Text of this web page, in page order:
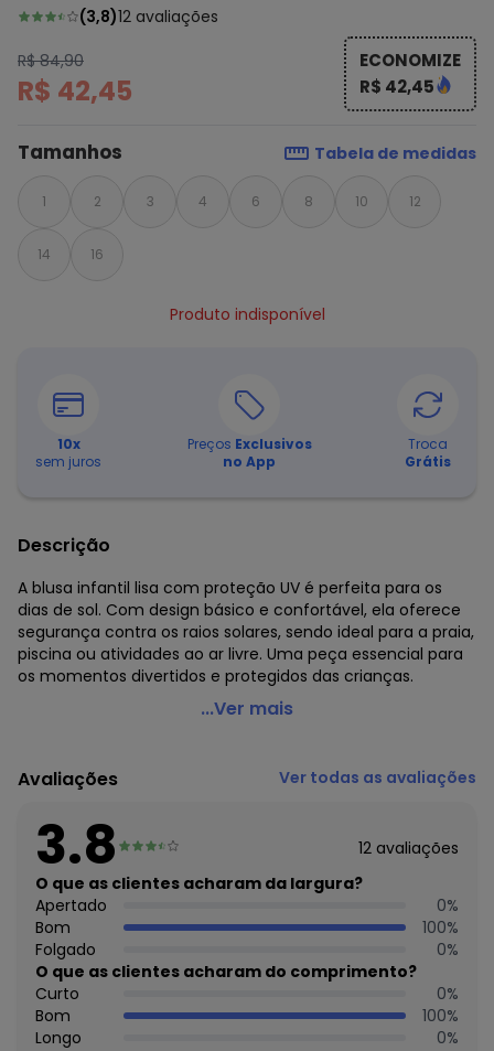
(3,8)12 avaliações
R$ 84,90
R$ 42,45
ECONOMIZE
R$ 42,45
Tamanhos Tabela de medidas
1 2 3 4 6 8 10 12
14 16
Produto indisponível
10x
sem juros
Preços Exclusivos
no App
Troca
Grátis
Descrição
A blusa infantil lisa com proteção UV é perfeita para os
dias de sol. Com design básico e confortável, ela oferece
segurança contra os raios solares, sendo ideal para a praia,
piscina ou atividades ao ar livre. Uma peça essencial para
os momentos divertidos e protegidos das crianças.
Elian - Camiseta Unissex Proteção Uv Elian Verde
Modelagem: Ampla
Modelo: Confort
Modelo da Manga: Ampla
Forro: Não
Decote Frente : Redondo
Fornecedor: ELIAN INDUSTRIA TEXTIL LTDA / CNPJ
82.698.085/0001-98
Feito: Brasil
Cuidados para conservação do produto: Lavagem a mão -
Não alvejar - Não secar em tambor - Secagem em varal -
Temperatura máxima da base do ferro a 110° C sem vapor
- Não limpar a seco
...Ver mais
Avaliações Ver todas as avaliações
3.8 12 avaliações
O que as clientes acharam da largura?
Apertado
0%
Bom
100%
Folgado
0%
O que as clientes acharam do comprimento?
Curto
0%
Bom
100%
Longo
0%